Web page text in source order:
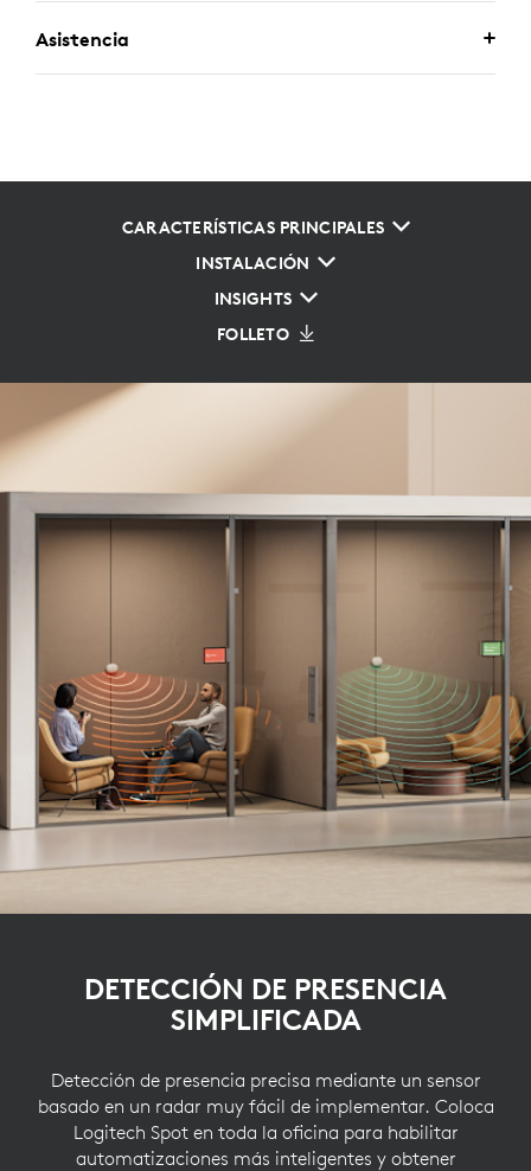
Asistencia
CARACTERÍSTICAS PRINCIPALES
INSTALACIÓN
INSIGHTS
FOLLETO
DETECCIÓN DE PRESENCIA
SIMPLIFICADA
Detección de presencia precisa mediante un sensor
basado en un radar muy fácil de implementar. Coloca
Logitech Spot en toda la oficina para habilitar
automatizaciones más inteligentes y obtener